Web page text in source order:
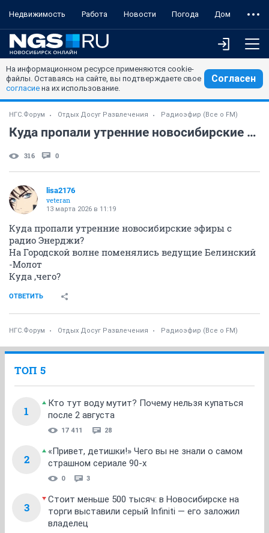
Недвижимость Работа Новости Погода Дом
На информационном ресурсе применяются cookie-
файлы. Оставаясь на сайте, вы подтверждаете свое
согласие на их использование.
Согласен
НГС.Форум Отдых Досуг Развлечения Радиоэфир (Все о FM)
Куда пропали утренние новосибирские эфиры с радио Энерджи ?
316 0
lisa2176
veteran
13 марта 2026 в 11:19
Куда пропали утренние новосибирские эфиры с
радио Энерджи?
На Городской волне поменялись ведущие Белинский
-Молот
Куда ,чего?
ОТВЕТИТЬ
НГС.Форум Отдых Досуг Развлечения Радиоэфир (Все о FM)
ТОП 5
1
Кто тут воду мутит? Почему нельзя купаться
после 2 августа
17 411 28
2
«Привет, детишки!» Чего вы не знали о самом
страшном сериале 90-х
0 3
3
Стоит меньше 500 тысяч: в Новосибирске на
торги выставили серый Infiniti — его заложил
владелец